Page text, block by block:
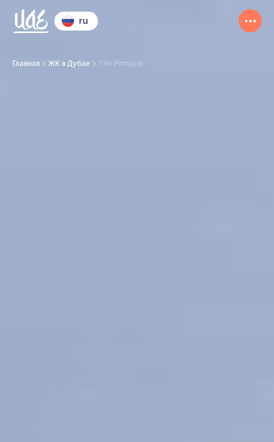
ru
Главная ЖК в Дубае The Pinnacle